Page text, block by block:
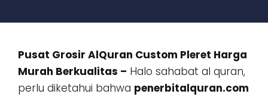
Pusat Grosir AlQuran Custom Pleret Harga
Murah Berkualitas – Halo sahabat al quran,
perlu diketahui bahwa penerbitalquran.com